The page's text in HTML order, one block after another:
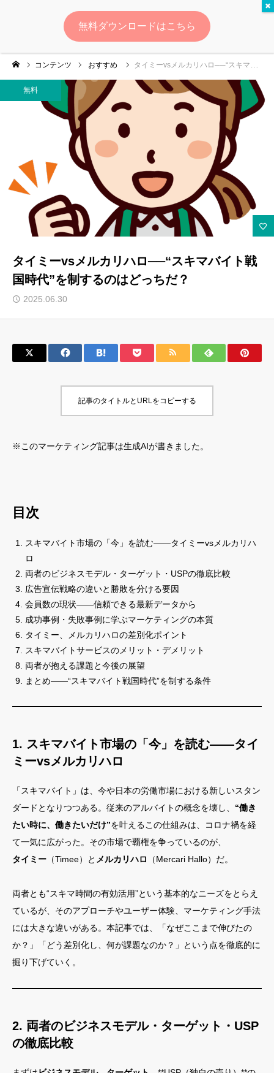
無料
コンテンツ おすすめ タイミーvsメルカリハロ──“スキマバイト戦国時代”を制するのはどっちだ？
無料
タイミーvsメルカリハロ──“スキマバイト戦
国時代”を制するのはどっちだ？
2025.06.30
記事のタイトルとURLをコピーする
※このマーケティング記事は生成AIが書きました。
目次
スキマバイト市場の「今」を読む——タイミーvsメルカリハ
ロ
両者のビジネスモデル・ターゲット・USPの徹底比較
広告宣伝戦略の違いと勝敗を分ける要因
会員数の現状——信頼できる最新データから
成功事例・失敗事例に学ぶマーケティングの本質
タイミー、メルカリハロの差別化ポイント
スキマバイトサービスのメリット・デメリット
両者が抱える課題と今後の展望
まとめ——“スキマバイト戦国時代”を制する条件
1. スキマバイト市場の「今」を読む——タイ
ミーvsメルカリハロ
「スキマバイト」は、今や日本の労働市場における新しいスタン
ダードとなりつつある。従来のアルバイトの概念を壊し、 “働き
たい時に、働きたいだけ”を叶えるこの仕組みは、コロナ禍を経
て一気に広がった。その市場で覇権を争っているのが、
タイミー （Timee）と メルカリハロ （Mercari Hallo）だ。
両者とも“スキマ時間の有効活用”という基本的なニーズをとらえ
ているが、そのアプローチやユーザー体験、マーケティング手法
には大きな違いがある。本記事では、「なぜここまで伸びたの
か？」「どう差別化し、何が課題なのか？」という点を徹底的に
掘り下げていく。
2. 両者のビジネスモデル・ターゲット・USP
の徹底比較
ログイン 会員登録
ゆいマーケとは？
実績・お客様の声
イベント・セミナー情報
コンテンツ
LINEお友達登録
スポンサー登録
サロン会員登録
ログイン
利用規約
運営会社
マーケター診断コンテンツ
無料ダウンロードはこちら